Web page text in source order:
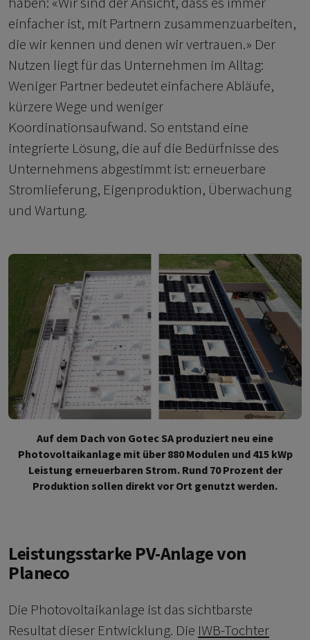
einfacher ist, mit Partnern zusammenzuarbeiten,
die wir kennen und denen wir vertrauen.» Der
Nutzen liegt für das Unternehmen im Alltag:
Weniger Partner bedeutet einfachere Abläufe,
kürzere Wege und weniger
Koordinationsaufwand. So entstand eine
integrierte Lösung, die auf die Bedürfnisse des
Unternehmens abgestimmt ist: erneuerbare
Stromlieferung, Eigenproduktion, Überwachung
und Wartung.
Auf dem Dach von Gotec SA produziert neu eine
Photovoltaikanlage mit über 880 Modulen und 415 kWp
Leistung erneuerbaren Strom. Rund 70 Prozent der
Produktion sollen direkt vor Ort genutzt werden.
Leistungsstarke PV-Anlage von
Planeco
Die Photovoltaikanlage ist das sichtbarste
Resultat dieser Entwicklung. Die IWB-Tochter